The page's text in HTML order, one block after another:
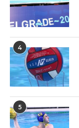
4
5